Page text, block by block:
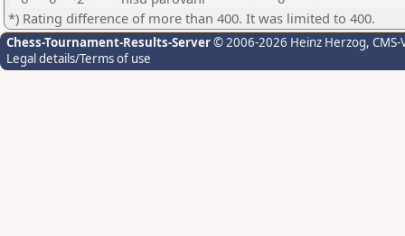
*) Rating difference of more than 400. It was limited to 400.
Chess-Tournament-Results-Server© 2006-2026 Heinz Herzog,
Legal details/Terms of use